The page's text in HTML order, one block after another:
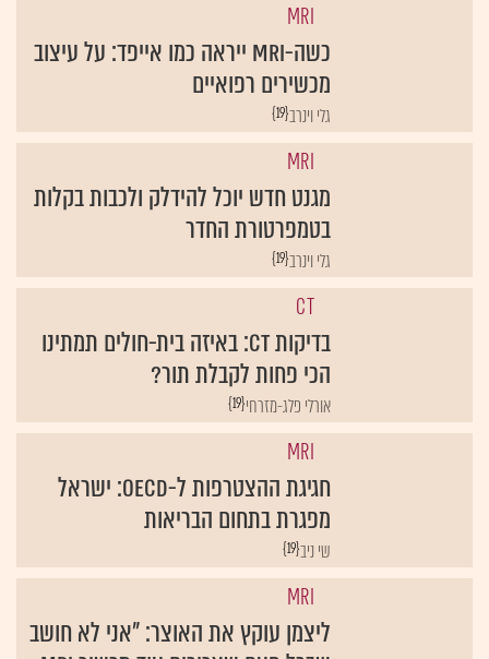
MRI
כשה-MRI ייראה כמו אייפד: על עיצוב
מכשירים רפואיים
{19}גלי וינרב
MRI
מגנט חדש יוכל להידלק ולכבות בקלות
בטמפרטורת החדר
{19}גלי וינרב
CT
בדיקות CT: באיזה בית-חולים תמתינו
הכי פחות לקבלת תור?
{19}אורלי פלג-מזרחי
MRI
חגיגת ההצטרפות ל-OECD: ישראל
מפגרת בתחום הבריאות
{19}שי ניב
MRI
ליצמן עוקץ את האוצר: "אני לא חושב